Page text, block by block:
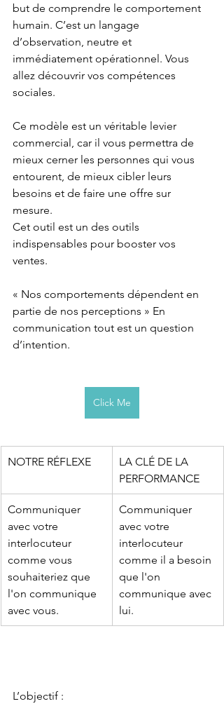
but de comprendre le comportement
humain. C’est un langage
d’observation, neutre et
immédiatement opérationnel. Vous
allez découvrir vos compétences
sociales.
Ce modèle est un véritable levier
commercial, car il vous permettra de
mieux cerner les personnes qui vous
entourent, de mieux cibler leurs
besoins et de faire une offre sur
mesure.
Cet outil est un des outils
indispensables pour booster vos
ventes.
« Nos comportements dépendent en
partie de nos perceptions » En
communication tout est un question
d’intention.
Click Me
NOTRE RÉFLEXE
LA CLÉ DE LA
PERFORMANCE
Communiquer
avec votre
interlocuteur
comme vous
souhaiteriez que
l'on communique
avec vous.
Communiquer
avec votre
interlocuteur
comme il a besoin
que l'on
communique avec
lui.
L’objectif :